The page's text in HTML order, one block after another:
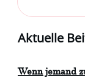
Aktuelle
Wenn jemand